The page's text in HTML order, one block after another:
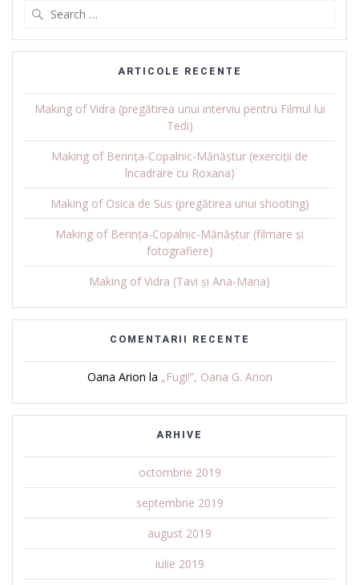
ARTICOLE RECENTE
Making of Vidra (pregătirea unui interviu pentru Filmul lui
Tedi)
Making of Berința-Copalnic-Mănăștur (exerciții de
încadrare cu Roxana)
Making of Osica de Sus (pregătirea unui shooting)
Making of Berința-Copalnic-Mănăștur (filmare și
fotografiere)
Making of Vidra (Tavi și Ana-Maria)
COMENTARII RECENTE
Oana Arion la „Fugi!”, Oana G. Arion
ARHIVE
octombrie 2019
septembrie 2019
august 2019
iulie 2019